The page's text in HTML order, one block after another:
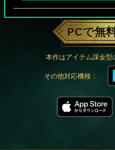
PCで無
本作はアイテム課金
その他対応機種：